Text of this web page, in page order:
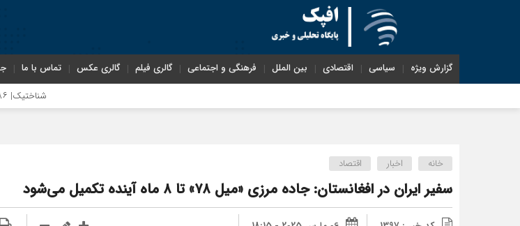
گزارش ویژه سیاسی اقتصادی بین الملل فرهنگی و اجتماعی گالری فیلم گالری عکس تماس با ما
خانه اخبار اقتصاد
سفیر ایران در افغانستان: جاده مرزی «میل ۷۸» تا ۸ ماه آینده تکمیل می‌شود